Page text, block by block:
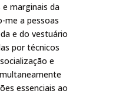
marginais da
me a pessoas
e do vestuário
por técnicos
e
essenciais ao